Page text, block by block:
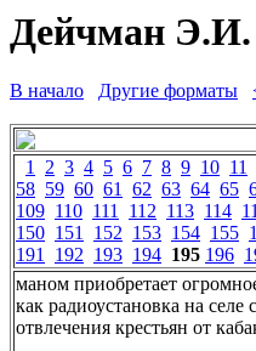
Дейчман Э.И.
В начало Другие форматы
1 2 3 4 5 6 7 8 9 10 11
58 59 60 61 62 63 64 65
109 110 111 112 113 114
150 151 152 153 154 155
191 192 193 194 195 196
маном приобретает
как радиоустановка на
отвлечения крестьян от